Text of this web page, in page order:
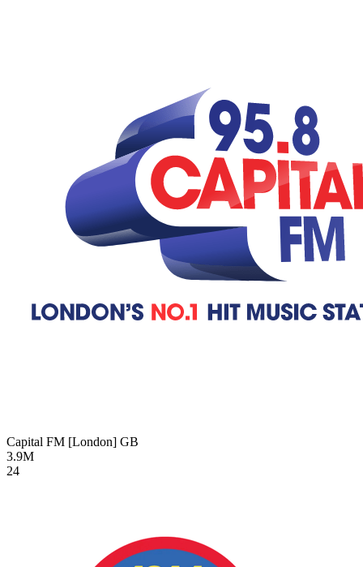
Capital FM [London] GB
3.9M
24